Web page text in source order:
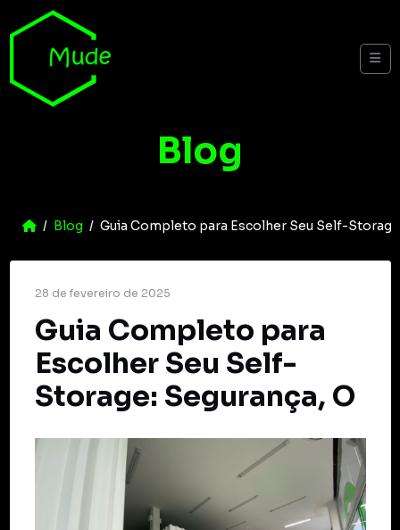
Skip to content
Blog
Home
Blog Guia Completo para Escolher Seu Self-
28 de fevereiro de 2025
Guia Completo para
Escolher Seu Self-
Storage: Segurança, O